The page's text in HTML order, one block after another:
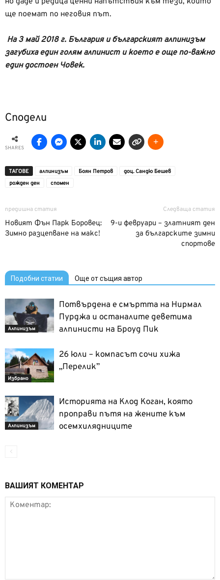
ще поемат по неговия път.
На 3 май 2018 г. България и българският алпинизъм
загубиха един голям алпинист и което е още по-важно
един достоен Човек.
Сподели
SHARES
ТАГОВЕ алпинизъм Боян Петров
доц. Сандю Бешев
рожден ден
спомен
предишна статия
Новият Фън Парк Боровец:
Зимно разцепване на макс!
Следваща статия
9-и февруари – златният ден
за българските зимни
спортове
Подобни статии Още от същия автор
Алпинизъм
Потвърдена е смъртта на Нирмал
Пурджа и останалите деветима
алпинисти на Броуд Пик
Избрано
26 юли – компасът сочи хижа
„Перелик”
Алпинизъм
Историята на Клод Коган, която
проправи пътя на жените към
осемхилядниците
ВАШИЯТ КОМЕНТАР